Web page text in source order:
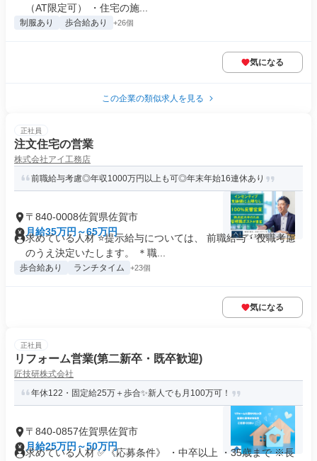
（AT限定可） ・住宅の施...
制服あり 歩合給あり +26個
気になる
この企業の類似求人を見る
正社員
注文住宅の営業
株式会社アイ工務店
前職給与考慮◎年収1000万円以上も可◎年末年始16連休あり
〒840-0008佐賀県佐賀市
月給35万円～65万円
求めている人材 ⭐提示給与については、 前職給与・役職考慮
のうえ決定いたします。 ＊職...
歩合給あり ランチタイム +23個
気になる
正社員
リフォーム営業(第二新卒・既卒歓迎)
匠技研株式会社
年休122・固定給25万＋歩合✨新人でも月100万可！
〒840-0857佐賀県佐賀市
月給25万円～50万円
求めている人材 ✅《応募条件》 ・中卒以上 ・35歳まで ※長